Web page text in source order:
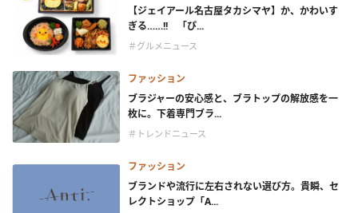
【ジェイアール名古屋タカシマヤ】か、かわいす
ぎる……!! 「ぴ...
＃グルメニュース
ファッション
ブラジャーの安心感と、ブラトップの解放感を一
枚に。下着専門ブラ...
＃トレンドニュース
ファッション
ブランドや流行に左右されない選び方。貴瞬、セ
レクトショップ「A...